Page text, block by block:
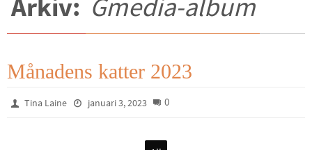
Arkiv: Gmedia-album
Månadens katter 2023
Tina Laine januari 3, 2023 0